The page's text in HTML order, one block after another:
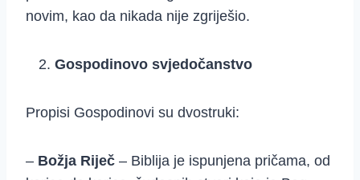
novim, kao da nikada nije zgriješio.
Gospodinovo svjedočanstvo
Propisi Gospodinovi su dvostruki:
– Božja Riječ – Biblija je ispunjena pričama, od